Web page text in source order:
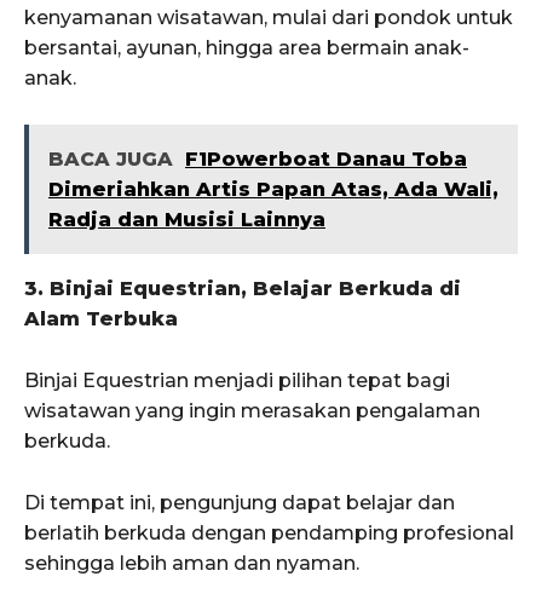
kenyamanan wisatawan, mulai dari pondok untuk
bersantai, ayunan, hingga area bermain anak-
anak.
BACA JUGA F1Powerboat Danau Toba
Dimeriahkan Artis Papan Atas, Ada Wali,
Radja dan Musisi Lainnya
3. Binjai Equestrian, Belajar Berkuda di
Alam Terbuka
Binjai Equestrian menjadi pilihan tepat bagi
wisatawan yang ingin merasakan pengalaman
berkuda.
Di tempat ini, pengunjung dapat belajar dan
berlatih berkuda dengan pendamping profesional
sehingga lebih aman dan nyaman.